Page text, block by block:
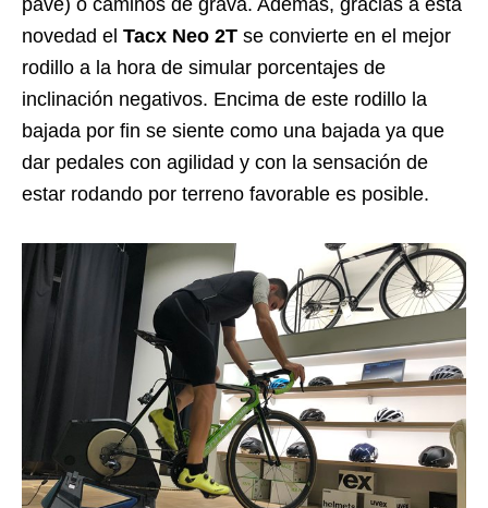
novedad el Tacx Neo 2T se convierte en el mejor
rodillo a la hora de simular porcentajes de
inclinación negativos. Encima de este rodillo la
bajada por fin se siente como una bajada ya que
dar pedales con agilidad y con la sensación de
estar rodando por terreno favorable es posible.